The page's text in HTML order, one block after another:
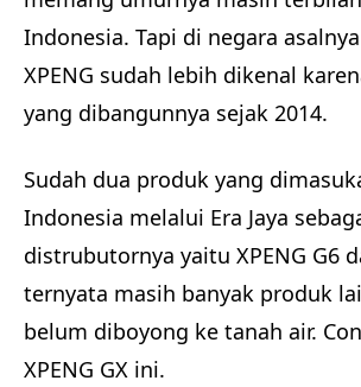
Indonesia. Tapi di negara
XPENG sudah lebih dikenal
yang dibangunnya sejak 2014.
Sudah dua produk yang
Indonesia melalui Era Jaya
distrubutornya yaitu XPENG G6
ternyata masih banyak produk
belum diboyong ke tanah air.
XPENG GX ini.